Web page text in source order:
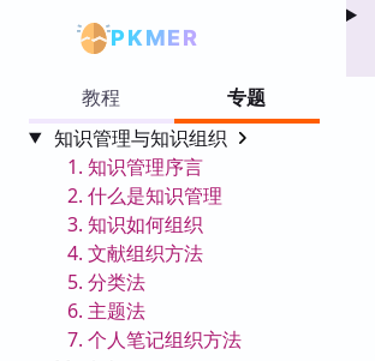
PKMER
教程
专题
知识管理与知识组织
1. 知识管理序言
2. 什么是知识管理
3. 知识如何组织
4. 文献组织方法
5. 分类法
6. 主题法
7. 个人笔记组织方法